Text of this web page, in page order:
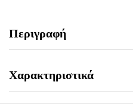
Περιγραφή
Χαρακτηριστικά